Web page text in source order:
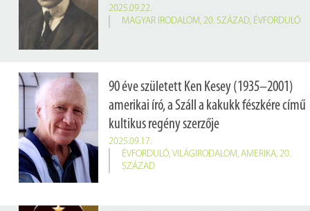
2025.09.22.
MAGYAR IRODALOM, 20. SZÁZAD, ÉVFORDULÓ
90 éve született Ken Kesey (1935–2001)
amerikai író, a Száll a kakukk fészkére című
kultikus regény szerzője
2025.09.17.
ÉVFORDULÓ, VILÁGIRODALOM, AMERIKA, 20.
SZÁZAD